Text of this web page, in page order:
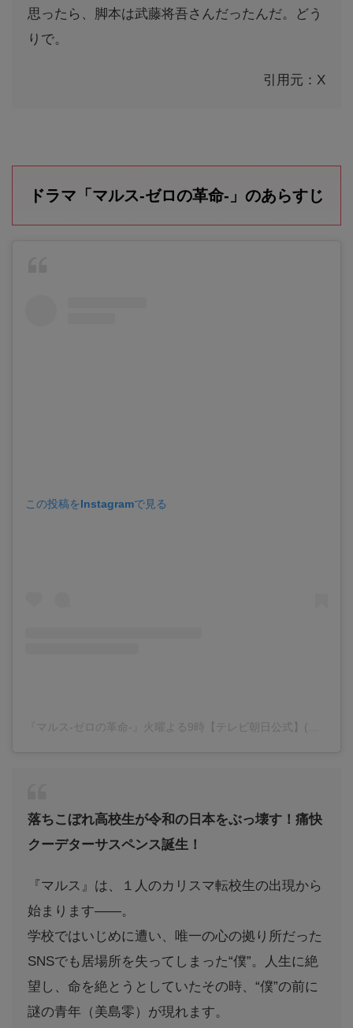
思ったら、脚本は武藤将吾さんだったんだ。どう
りで。
引用元：X
ドラマ「マルス-ゼロの革命-」のあらすじ
この投稿をInstagramで見る
落ちこぼれ高校生が令和の日本をぶっ壊す！痛快
クーデターサスペンス誕生！
『マルス』は、１人のカリスマ転校生の出現から
始まります――。
学校ではいじめに遭い、唯一の心の拠り所だった
SNSでも居場所を失ってしまった“僕”。人生に絶
望し、命を絶とうとしていたその時、“僕”の前に
謎の青年（美島零）が現れます。